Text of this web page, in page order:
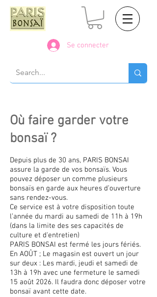
Se connecter
Où faire garder votre
bonsaï ?
Depuis plus de 30 ans, PARIS BONSAI
assure la garde de vos bonsaïs. Vous
pouvez déposer un comme plusieurs
bonsaïs en garde aux heures d’ouverture
sans rendez-vous.
Ce service est à votre disposition toute
l’année du mardi au samedi de 11h à 19h
(dans la limite des ses capacités de
culture et d'entretien)
PARIS BONSAI est fermé les jours fériés.
En AOÛT ; Le magasin est ouvert un jour
sur deux : Les mardi, jeudi et samedi de
13h à 19h avec une fermeture le samedi
15 août 2026. Il faudra donc déposer votre
bonsaï avant cette date.